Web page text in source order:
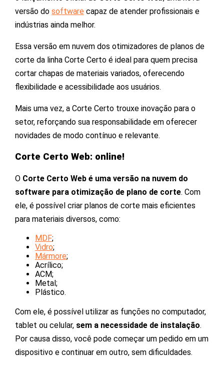
versão do software capaz de atender profissionais e
indústrias ainda melhor.
Essa versão em nuvem dos otimizadores de planos de
corte da linha Corte Certo é ideal para quem precisa
cortar chapas de materiais variados, oferecendo
flexibilidade e acessibilidade aos usuários.
Mais uma vez, a Corte Certo trouxe inovação para o
setor, reforçando sua responsabilidade em oferecer
novidades de modo contínuo e relevante.
Corte Certo Web: online!
O Corte Certo Web é uma versão na nuvem do
software para otimização de plano de corte. Com
ele, é possível criar planos de corte mais eficientes
para materiais diversos, como:
MDF;
Vidro;
Mármore;
Acrílico;
ACM;
Metal;
Plástico.
Com ele, é possível utilizar as funções no computador,
tablet ou celular, sem a necessidade de instalação.
Por causa disso, você pode começar um pedido em um
dispositivo e continuar em outro, sem dificuldades.